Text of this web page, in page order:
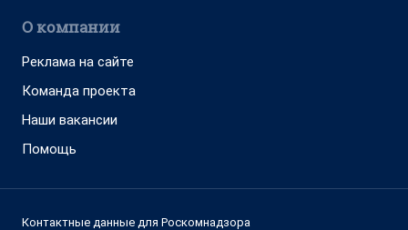
О компании
Реклама на сайте
Команда проекта
Наши вакансии
Помощь
Контактные данные для Роскомнадзора